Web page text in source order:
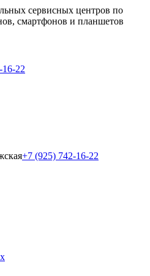
сервисных центров по
смартфонов и планшетов
22
+7 (925) 742-16-22